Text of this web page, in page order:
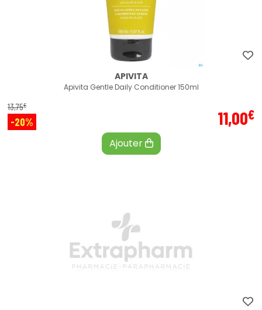
APIVITA
Apivita Gentle Daily Conditioner 150ml
13,75€
-20% 11,00€
Ajouter